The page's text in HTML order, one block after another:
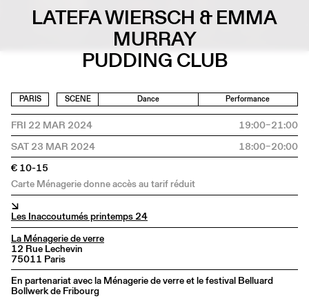
LATEFA WIERSCH & EMMA
MURRAY
PUDDING CLUB
PARIS SCENE Dance Performance
FRI 22 MAR 2024
19:00–21:00
SAT 23 MAR 2024
18:00–20:00
€ 10-15
Carte Ménagerie donne accès au tarif réduit
↘
Les Inaccoutumés printemps 24
La Ménagerie de verre
12 Rue Lechevin
75011 Paris
En partenariat avec la Ménagerie de verre et le festival Belluard
Bollwerk de Fribourg